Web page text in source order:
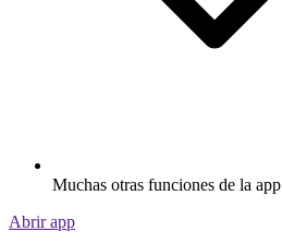
Muchas otras funciones de la app
Abrir app